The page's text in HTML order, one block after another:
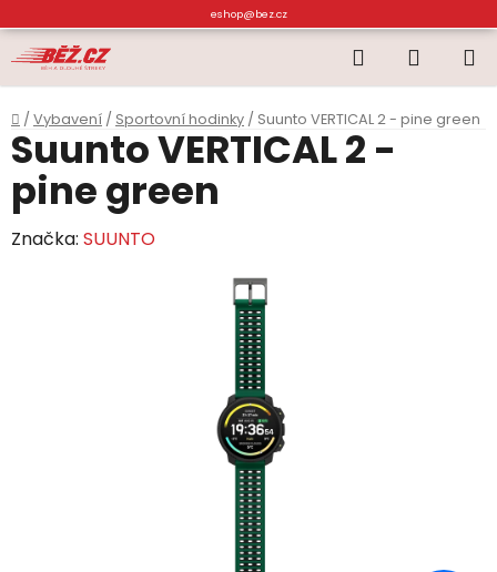
na
obsah
eshop@bez.cz
Hledat
KOŠÍK
Domů
/ Vybavení / Sportovní hodinky / Suunto VERTICAL 2 - pine green
Suunto VERTICAL 2 -
pine green
Značka: SUUNTO